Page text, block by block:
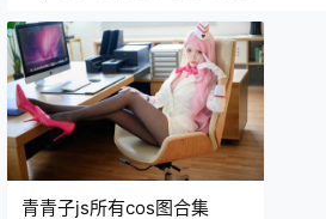
青青子js所有cos图合集